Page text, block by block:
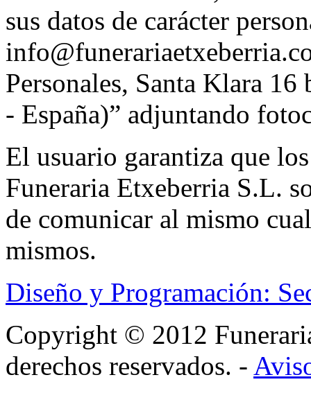
sus datos de carácter
Personales, Santa Klara
- España)” adjuntando
El usuario garantiza que
Funeraria Etxeberria S.L.
de comunicar al mismo
mismos.
Diseño y Programación:
Copyright © 2012
derechos reservados. -